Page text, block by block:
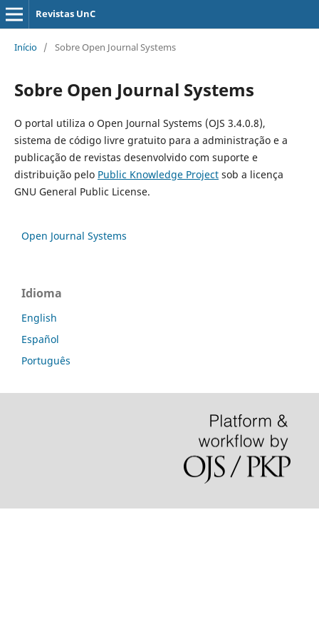
Revistas UnC
Início / Sobre Open Journal Systems
Sobre Open Journal Systems
O portal utiliza o Open Journal Systems (OJS 3.4.0.8),
sistema de código livre gratuito para a administração e a
publicação de revistas desenvolvido com suporte e
distribuição pelo Public Knowledge Projectsob a licença
GNU General Public License.
Open Journal Systems
Idioma
English
Español
Português